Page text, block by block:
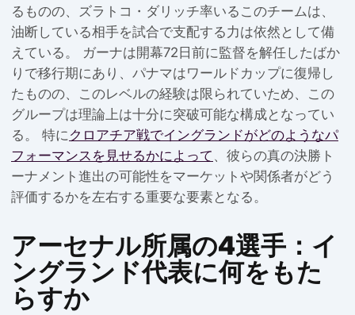
るものの、ズラトコ・ダリッチ率いるこのチームは、
油断している相手を試合で支配する力は依然として備
えている。 ガーナは開幕72日前に監督を解任したばか
りで移行期にあり、パナマはワールドカップに復帰し
たものの、このレベルの経験は限られていため、この
グループは理論上は十分に突破可能な構成となってい
る。 特にクロアチア戦でイングランドがどのようなパ
フォーマンスを見せるかによって 、彼らの真の決勝ト
ーナメント進出の可能性をマーケットや関係者がどう
評価するかを左右する重要な要素となる。
アーセナル所属の4選手：イ
ングランド代表に何をもた
らすか